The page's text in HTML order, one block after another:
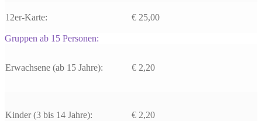
12er-Karte: € 25,00
Gruppen ab 15 Personen:
Erwachsene (ab 15 Jahre): € 2,20
Kinder (3 bis 14 Jahre): € 2,20